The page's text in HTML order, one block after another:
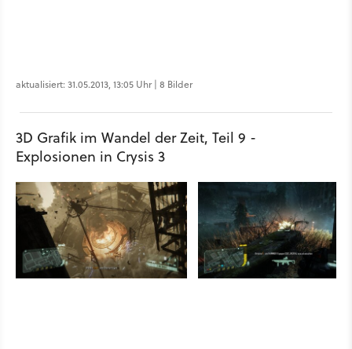
aktualisiert: 31.05.2013, 13:05 Uhr | 8 Bilder
3D Grafik im Wandel der Zeit, Teil 9 -
Explosionen in Crysis 3